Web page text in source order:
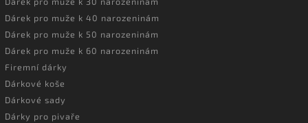
Dárek pro muže k 40 narozeninám
Dárek pro muže k 50 narozeninám
Dárek pro muže k 60 narozeninám
Firemní dárky
Dárkové koše
Dárkové sady
Dárky pro pivaře